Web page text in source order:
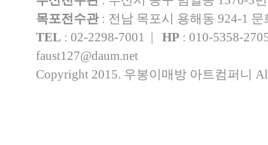
목포전수관: 전남 목포시 용해동 924-1
TEL : 02-2298-7001 | HP : 010-5358-
faust127@daum.net
Copyright 2015. 우봉이매방 아트컴퍼니